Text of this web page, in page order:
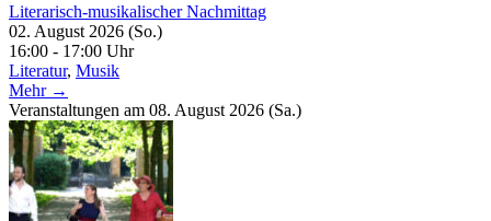
Literarisch-musikalischer Nachmittag
02. August 2026 (So.)
16:00 - 17:00 Uhr
Literatur, Musik
Mehr →
Veranstaltungen am 08. August 2026 (Sa.)